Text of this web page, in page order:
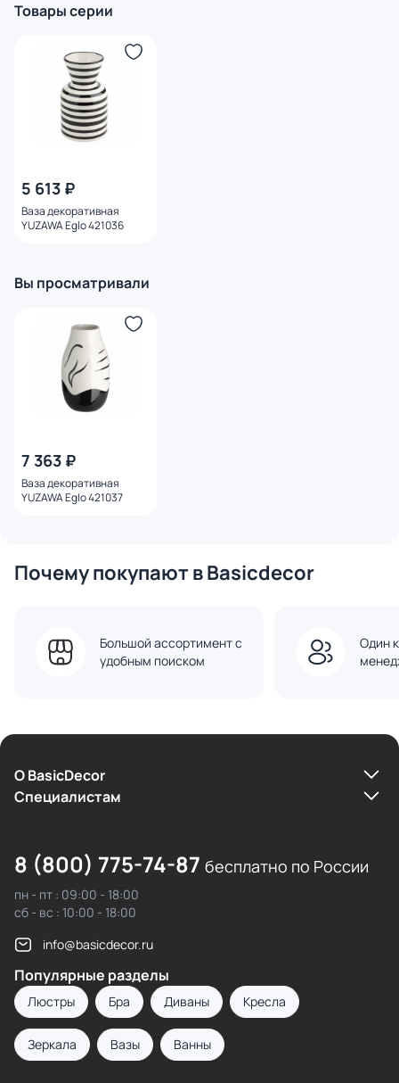
Товары серии
5 613 ₽
Ваза декоративная
YUZAWA Eglo 421036
Вы просматривали
7 363 ₽
Ваза декоративная
YUZAWA Eglo 421037
Почему покупают в Basicdecor
Большой ассортимент с
удобным поиском
Один
О BasicDecor
Cпециалистам
8 (800) 775-74-87 бесплатно по России
пн - пт : 09:00 - 18:00
сб - вс : 10:00 - 18:00
info@basicdecor.ru
Популярные разделы
Люстры Бра Диваны Кресла
Зеркала Вазы Ванны